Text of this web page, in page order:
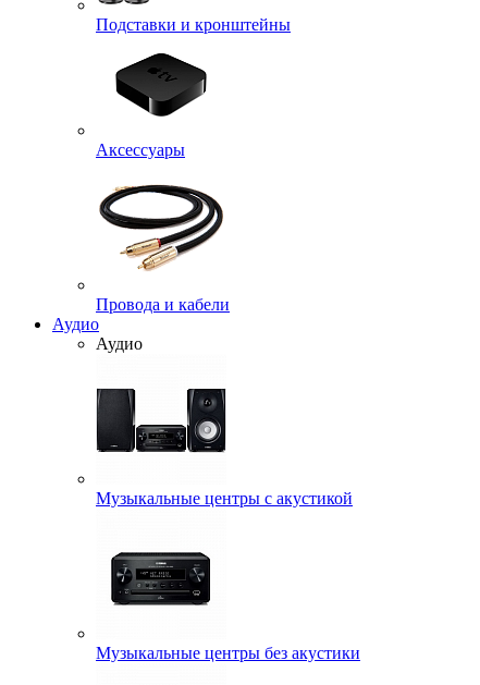
Подставки и кронштейны
Аксессуары
Провода и кабели
Аудио
Аудио
Музыкальные центры с акустикой
Музыкальные центры без акустики